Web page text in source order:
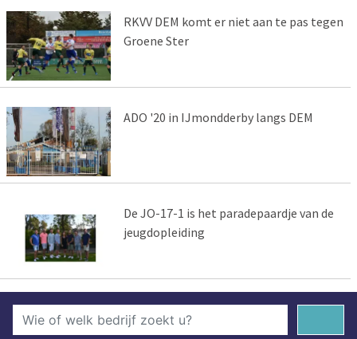
RKVV DEM komt er niet aan te pas tegen
Groene Ster
ADO '20 in IJmondderby langs DEM
De JO-17-1 is het paradepaardje van de
jeugdopleiding